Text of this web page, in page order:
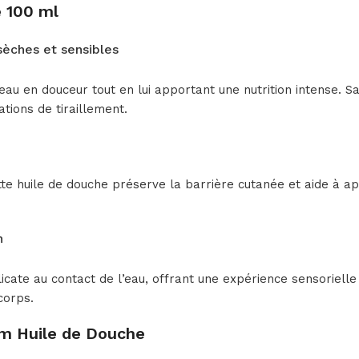
100 ml
et sensibles
en douceur tout en lui apportant une nutrition intense.
de tiraillement.
huile de douche préserve la barrière cutanée et aide à
au contact de l’eau, offrant une expérience
Huile de Douche